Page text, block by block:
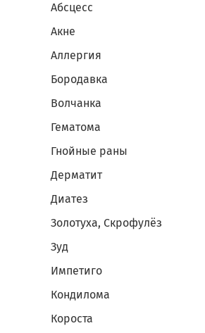
Абсцесс
Акне
Аллергия
Бородавка
Волчанка
Гематома
Гнойные раны
Дерматит
Диатез
Золотуха, Скрофулёз
Зуд
Импетиго
Кондилома
Короста